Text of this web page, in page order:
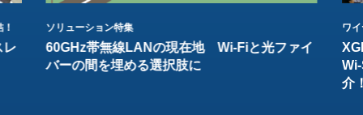
レ
ソリューション特集
60GHz帯無線LANの現在地 Wi-Fiと光ファイ
バーの間を埋める選択肢に
ワ
介